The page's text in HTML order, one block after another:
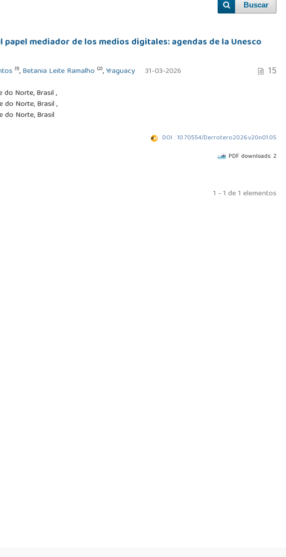
Buscar
papel mediador de los medios digitales: agendas de la Unesco
(1),Betania Leite Ramalho (2),Yraguacy
do Norte, Brasil ,
do Norte, Brasil ,
do Norte, Brasil
15
31-03-2026
DOI : 10.70554/Derrotero2026.v20n01.05
PDF downloads: 2
1 - 1 de 1 elementos